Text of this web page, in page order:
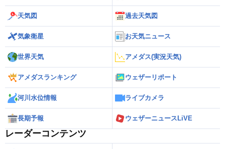
天気図 過去天気図
気象衛星 お天気ニュース
世界天気 アメダス(実況天気)
アメダスランキング ウェザーリポート
河川水位情報 ライブカメラ
長期予報 ウェザーニュースLiVE
レーダーコンテンツ